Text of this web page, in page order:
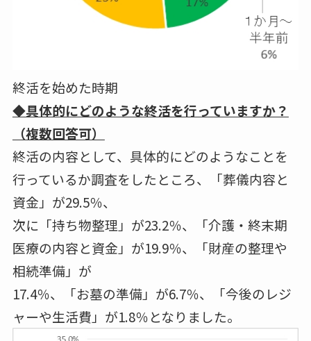
終活を始めた時期
◆具体的にどのような終活を行っていますか？
（複数回答可）
終活の内容として、具体的にどのようなことを
行っているか調査をしたところ、「葬儀内容と
資金」が29.5％、
次に「持ち物整理」が23.2％、「介護・終末期
医療の内容と資金」が19.9％、「財産の整理や
相続準備」が
17.4％、「お墓の準備」が6.7％、「今後のレジ
ャーや生活費」が1.8％となりました。